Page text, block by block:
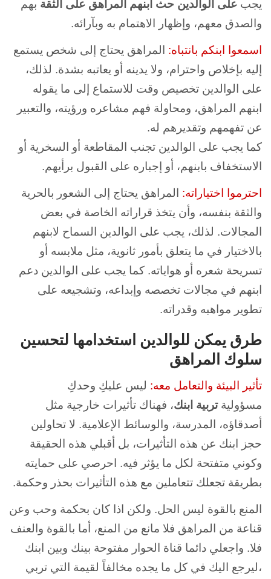
يجب على الوالدين حث ابنهم المراهق على الثقة بهم
والصدق معهم، وإظهار الاهتمام به وبآرائه.
اسمعوا ابنكم بانتباه: المراهق يحتاج إلى شخص يستمع
إليه بإخلاص واحترام، ولا يدينه أو يعاتبه بشدة. لذلك،
على الوالدين تخصيص وقت للاستماع إلى ما يقوله
ابنهم المراهق، ومحاولة فهم مشاعره ورؤيته، والتعبير
عن تفهمهم وتقديرهم له.
كما يجب على الوالدين تجنب المقاطعة أو السخرية أو
الاستخفاف بابنهم، أو إجباره على القبول برأيهم.
احترموا اختياراته: المراهق يحتاج إلى الشعور بالحرية
والثقة بنفسه، وأن يتخذ قراراته الخاصة في بعض
المجالات. لذلك، يجب على الوالدين السماح لابنهم
بالاختيار في ما يتعلق بأمور ثانوية، مثل ملابسه أو
تسريحة شعره أو هواياته. كما يجب على الوالدين دعم
ابنهم في مجالات تخصصه وإبداعه، وتشجيعه على
تطوير مواهبه وقدراته.
طرق يمكن للوالدين استخدامها لتحسين
سلوك المراهق
تأثير البيئة والتعامل معه: ليس عليكِ وحدكِ
مسؤولية تربية ابنك، فهناك تأثيرات خارجية مثل
أصدقاؤه، المدرسة، والوسائط الإعلامية. لا تحاولين
حجز ابنك عن هذه التأثيرات، بل أقبلي هذه الحقيقة
وكوني متفتحة لكل ما يؤثر فيه. احرصي على حمايته
بطريقة تجعلك تتعاملين مع هذه التأثيرات بحذر وحكمة.
المنع بالقوة ليس الحل. ولكن اذا كان بحكمة وحب وعن
قناعة من المراهق فلا مانع من المنع، أما بالقوة والعنف
فلا. واجعلي دائما قناة الحوار مفتوحة بينك وبين ابنك
،ليرجع اليك في كل ما يجده مخالفاً لقيمة التي تربي